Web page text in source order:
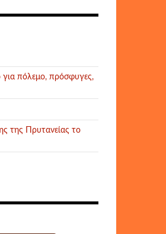
για πόλεμο, πρόσφυγες,
της Πρυτανείας το